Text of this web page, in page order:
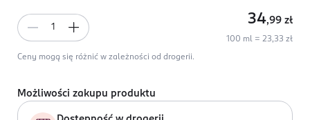
34,99 zł
100 ml = 23,33 zł
Ceny mogą się różnić w zależności od drogerii.
Możliwości zakupu produktu